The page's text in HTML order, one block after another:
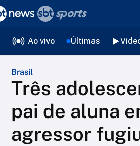
Ao vivo Últimas
Brasil
Três
pai de aluna
agressor
Editorias